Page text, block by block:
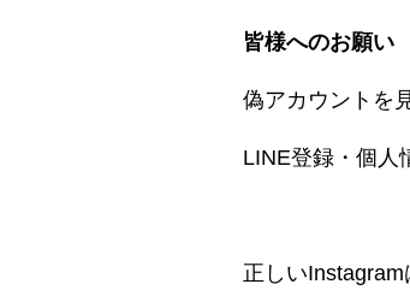
皆様へのお願い
偽アカウントを
LINE登録・個人
正しい